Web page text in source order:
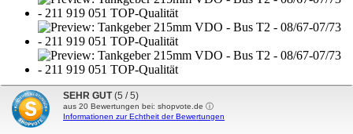
SEHR GUT (5 / 5)
aus 20 Bewertungen bei: shopvote.de ⓘ
Informationen zur Echtheit der Bewertungen